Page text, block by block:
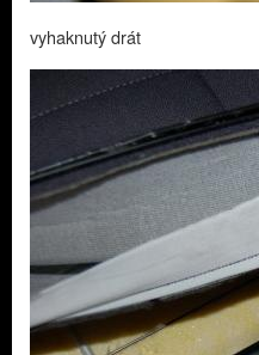
vyhaknutý drát